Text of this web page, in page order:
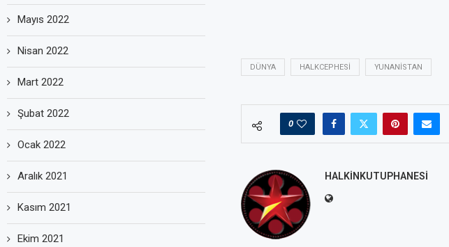
DÜNYA HALKCEPHESI YUNANISTAN
0
HALKINKUTUPHANESI
Mayıs 2022
Nisan 2022
Mart 2022
Şubat 2022
Ocak 2022
Aralık 2021
Kasım 2021
Ekim 2021